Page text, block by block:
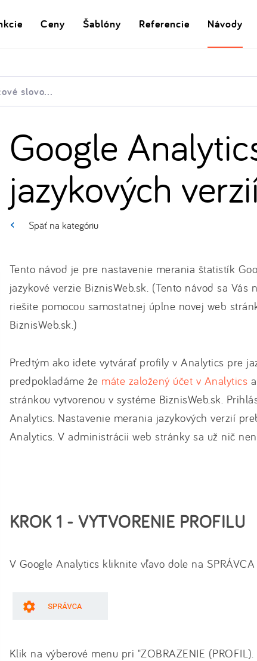
Ceny Šablóny Referencie Návody
Späť na kategóriu
Google
jazykových
Tento návod je pre nastavenie merania štatistík
jazykové verzie BiznisWeb.sk. (Tento návod sa Vás
riešite pomocou samostatnej úplne novej web
BiznisWeb.sk.)
Predtým ako idete vytvárať profily v Analytics pre
predpokladáme že máte založený účet v Analytics
stránkou vytvorenou v systéme BiznisWeb.sk.
Analytics. Nastavenie merania jazykových verzií
Analytics. V administrácii web stránky sa už nič
KROK 1 - VYTVORENIE PROFILU
V Google Analytics kliknite vľavo dole na SPRÁVCA
Klik na výberové menu pri "ZOBRAZENIE